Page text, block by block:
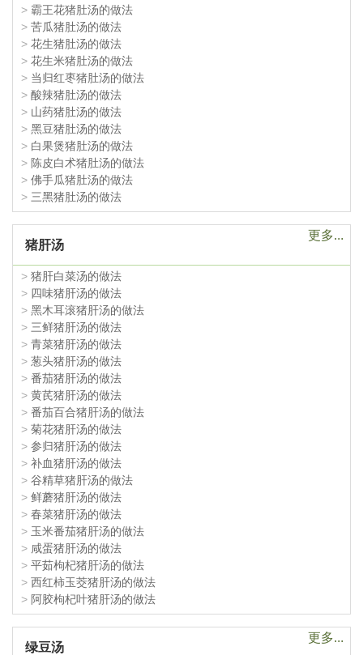
> 霸王花猪肚汤的做法
> 苦瓜猪肚汤的做法
> 花生猪肚汤的做法
> 花生米猪肚汤的做法
> 当归红枣猪肚汤的做法
> 酸辣猪肚汤的做法
> 山药猪肚汤的做法
> 黑豆猪肚汤的做法
> 白果煲猪肚汤的做法
> 陈皮白术猪肚汤的做法
> 佛手瓜猪肚汤的做法
> 三黑猪肚汤的做法
猪肝汤
更多...
> 猪肝白菜汤的做法
> 四味猪肝汤的做法
> 黑木耳滚猪肝汤的做法
> 三鲜猪肝汤的做法
> 青菜猪肝汤的做法
> 葱头猪肝汤的做法
> 番茄猪肝汤的做法
> 黄芪猪肝汤的做法
> 番茄百合猪肝汤的做法
> 菊花猪肝汤的做法
> 参归猪肝汤的做法
> 补血猪肝汤的做法
> 谷精草猪肝汤的做法
> 鲜蘑猪肝汤的做法
> 春菜猪肝汤的做法
> 玉米番茄猪肝汤的做法
> 咸蛋猪肝汤的做法
> 平茹枸杞猪肝汤的做法
> 西红柿玉茭猪肝汤的做法
> 阿胶枸杞叶猪肝汤的做法
绿豆汤
更多...